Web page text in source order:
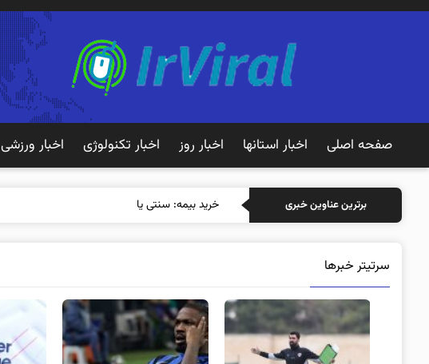
صفحه اصلی اخبار استانها اخبار روز اخبار تکنولوژی اخبار ورزشی
برترین عناوین خبری خرید بیمه: سنتی یا آنلاین؟ کدامیک تجربه
سرتیتر خبرها